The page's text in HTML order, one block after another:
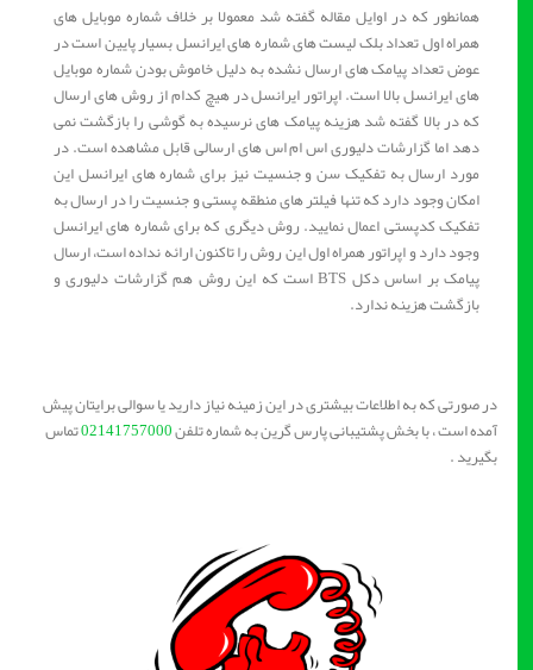
همانطور که در اوایل مقاله گفته شد معمولا بر خلاف شماره موبایل های
همراه اول تعداد بلک لیست های شماره های ایرانسل بسیار پایین است در
عوض تعداد پیامک های ارسال نشده به دلیل خاموش بودن شماره موبایل
های ایرانسل بالا است. اپراتور ایرانسل در هیچ کدام از روش های ارسال
که در بالا گفته شد هزینه پیامک های نرسیده به گوشی را بازگشت نمی
دهد اما گزارشات دلیوری اس ام اس های ارسالی قابل مشاهده است. در
مورد ارسال به تفکیک سن و جنسیت نیز برای شماره های ایرانسل این
امکان وجود دارد که تنها فیلتر های منطقه پستی و جنسیت را در ارسال به
تفکیک کدپستی اعمال نمایید. روش دیگری که برای شماره های ایرانسل
وجود دارد و اپراتور همراه اول این روش را تاکنون ارائه نداده است، ارسال
پیامک بر اساس دکل BTS است که این روش هم گزارشات دلیوری و
بازگشت هزینه ندارد.
در صورتی که به اطلاعات بیشتری در این زمینه نیاز دارید یا سوالی برایتان پیش
آمده است ، با بخش پشتیبانی پارس گرین به شماره تلفن02141757000تماس
بگیرید .